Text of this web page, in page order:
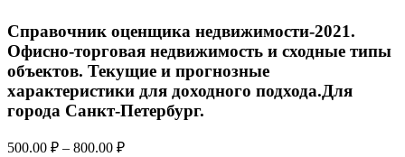
Справочник оценщика недвижимости-2021.
Офисно-торговая недвижимость и сходные типы
объектов. Текущие и прогнозные
характеристики для доходного подхода.Для
города Санкт-Петербург.
500.00 ₽ – 800.00 ₽